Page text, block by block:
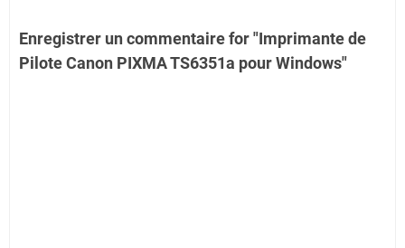
Enregistrer un commentaire for "Imprimante de
Pilote Canon PIXMA TS6351a pour Windows"